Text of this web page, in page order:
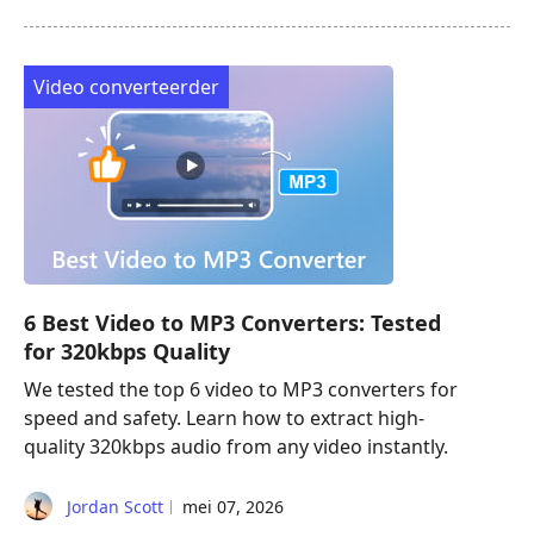
Video converteerder
6 Best Video to MP3 Converters: Tested
for 320kbps Quality
We tested the top 6 video to MP3 converters for
speed and safety. Learn how to extract high-
quality 320kbps audio from any video instantly.
Jordan Scott mei 07, 2026